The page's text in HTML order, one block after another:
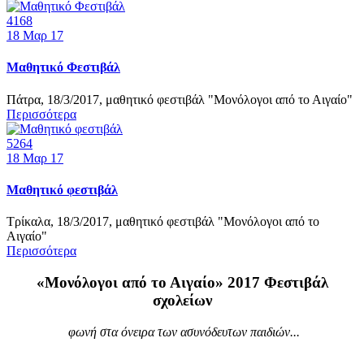
4168
18 Μαρ 17
Μαθητικό Φεστιβάλ
Πάτρα, 18/3/2017, μαθητικό φεστιβάλ "Μονόλογοι από το Αιγαίο"
Περισσότερα
5264
18 Μαρ 17
Μαθητικό φεστιβάλ
Τρίκαλα, 18/3/2017, μαθητικό φεστιβάλ "Μονόλογοι από το
Αιγαίο"
Περισσότερα
«Μονόλογοι από το Αιγαίο» 2017 Φεστιβάλ
σχολείων
φωνή στα όνειρα των ασυνόδευτων παιδιών...